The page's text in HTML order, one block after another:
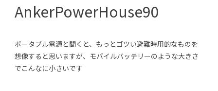
AnkerPowerHouse90
ポータブル電源と聞くと、もっとゴツい避難時用的なものを
想像すると思いますが、モバイルバッテリーのような大きさ
でこんなに小さいです